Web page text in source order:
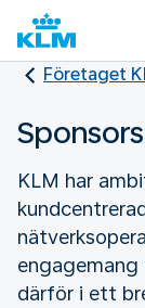
Företaget
KLM har
därför i ett